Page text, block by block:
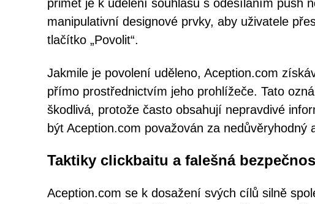
přimět je k udělení souhlasu s odesíláním push
manipulativní designové prvky, aby uživatele
tlačítko „Povolit“.
Jakmile je povolení uděleno, Aception.com
přímo prostřednictvím jeho prohlížeče. Tato
škodlivá, protože často obsahují nepravdivé
být Aception.com považován za nedůvěryhodný
Taktiky clickbaitu a falešná
Aception.com se k dosažení svých cílů silně